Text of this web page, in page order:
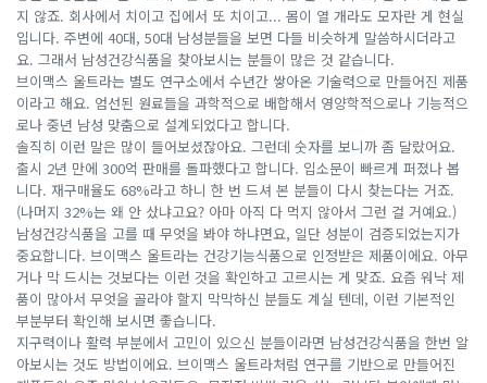
지 않죠. 회사에서 치이고 집에서 또 치이고... 몸이 열 개라도 모자란 게 현실
입니다. 주변에 40대, 50대 남성분들을 보면 다들 비슷하게 말씀하시더라고
요. 그래서 남성건강식품을 찾아보시는 분들이 많은 것 같습니다.
브이맥스 울트라는 별도 연구소에서 수년간 쌓아온 기술력으로 만들어진 제품
이라고 해요. 엄선된 원료들을 과학적으로 배합해서 영양학적으로나 기능적으
로나 중년 남성 맞춤으로 설계되었다고 합니다.
솔직히 이런 말은 많이 들어보셨잖아요. 그런데 숫자를 보니까 좀 달랐어요.
출시 2년 만에 300억 판매를 돌파했다고 합니다. 입소문이 빠르게 퍼졌나 봅
니다. 재구매율도 68%라고 하니 한 번 드셔 본 분들이 다시 찾는다는 거죠.
(나머지 32%는 왜 안 샀냐고요? 아마 아직 다 먹지 않아서 그런 걸 거예요.)
남성건강식품을 고를 때 무엇을 봐야 하냐면요, 일단 성분이 검증되었는지가
중요합니다. 브이맥스 울트라는 건강기능식품으로 인정받은 제품이에요. 아무
거나 막 드시는 것보다는 이런 것을 확인하고 고르시는 게 맞죠. 요즘 워낙 제
품이 많아서 무엇을 골라야 할지 막막하신 분들도 계실 텐데, 이런 기본적인
부분부터 확인해 보시면 좋습니다.
지구력이나 활력 부분에서 고민이 있으신 분들이라면 남성건강식품을 한번 알
아보시는 것도 방법이에요. 브이맥스 울트라처럼 연구를 기반으로 만들어진